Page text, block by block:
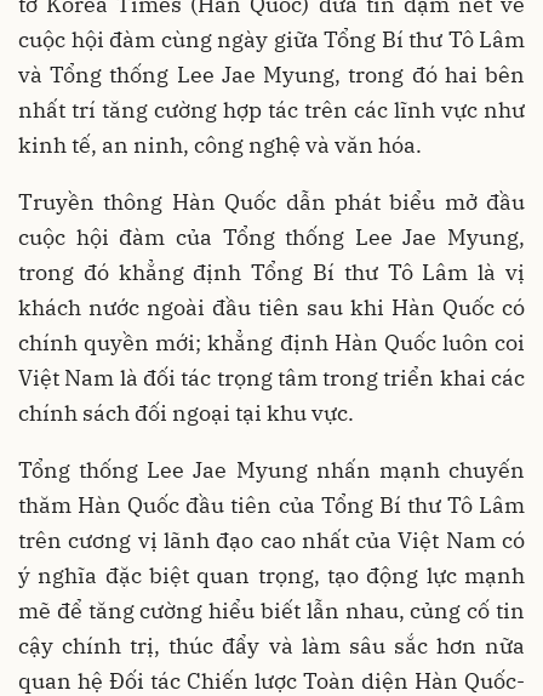
cuộc hội đàm cùng ngày giữa Tổng Bí thư Tô Lâm
và Tổng thống Lee Jae Myung, trong đó hai bên
nhất trí tăng cường hợp tác trên các lĩnh vực như
kinh tế, an ninh, công nghệ và văn hóa.
Truyền thông Hàn Quốc dẫn phát biểu mở đầu
cuộc hội đàm của Tổng thống Lee Jae Myung,
trong đó khẳng định Tổng Bí thư Tô Lâm là vị
khách nước ngoài đầu tiên sau khi Hàn Quốc có
chính quyền mới; khẳng định Hàn Quốc luôn coi
Việt Nam là đối tác trọng tâm trong triển khai các
chính sách đối ngoại tại khu vực.
Tổng thống Lee Jae Myung nhấn mạnh chuyến
thăm Hàn Quốc đầu tiên của Tổng Bí thư Tô Lâm
trên cương vị lãnh đạo cao nhất của Việt Nam có
ý nghĩa đặc biệt quan trọng, tạo động lực mạnh
mẽ để tăng cường hiểu biết lẫn nhau, củng cố tin
cậy chính trị, thúc đẩy và làm sâu sắc hơn nữa
quan hệ Đối tác Chiến lược Toàn diện Hàn Quốc-